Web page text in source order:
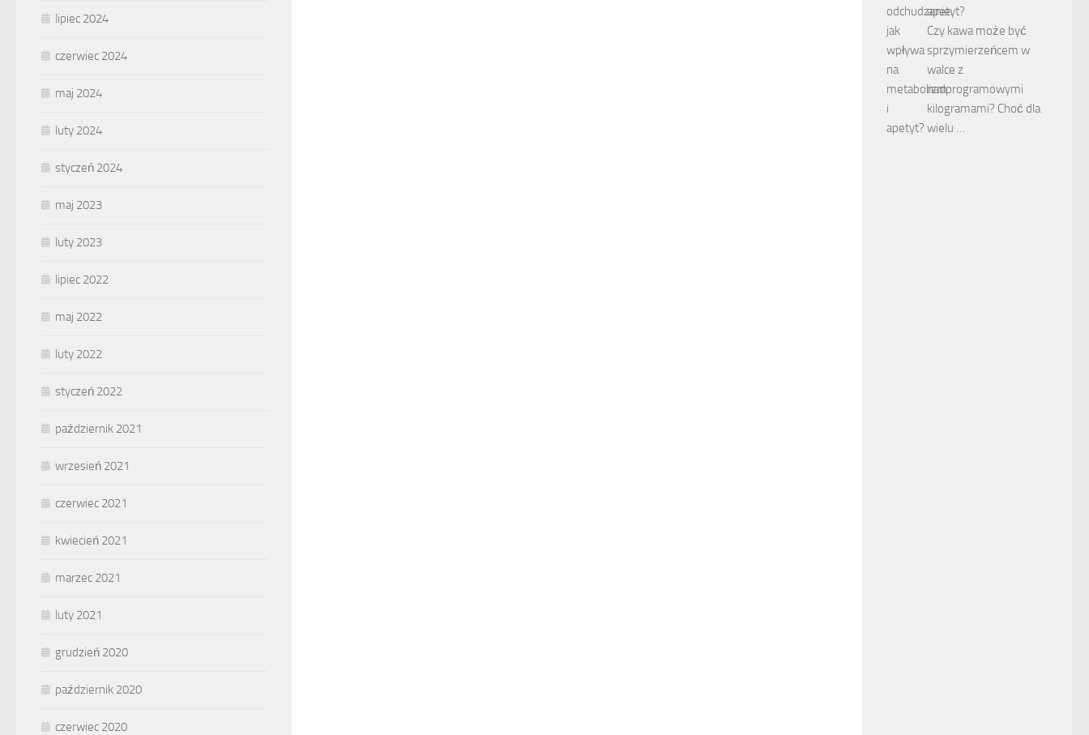
lipiec 2024
czerwiec 2024
maj 2024
luty 2024
styczeń 2024
maj 2023
luty 2023
lipiec 2022
maj 2022
luty 2022
styczeń 2022
październik 2021
wrzesień 2021
czerwiec 2021
kwiecień 2021
marzec 2021
luty 2021
grudzień 2020
październik 2020
czerwiec 2020
apetyt?
Czy kawa może być
sprzymierzeńcem w
walce z
nadprogramowymi
kilogramami? Choć dla
wielu …